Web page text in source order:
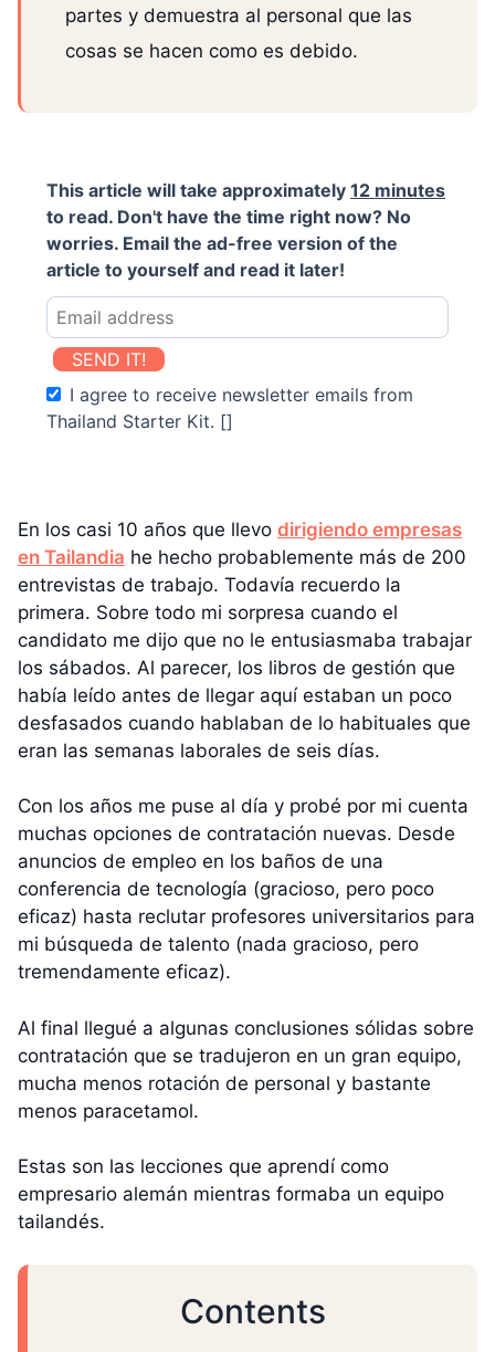
partes y demuestra al personal que las
cosas se hacen como es debido.
This article will take approximately 12 minutes
to read. Don't have the time right now? No
worries. Email the ad-free version of the
article to yourself and read it later!
SEND IT!
I agree to receive newsletter emails from
Thailand Starter Kit. []
En los casi 10 años que llevo dirigiendo empresas
en Tailandia he hecho probablemente más de 200
entrevistas de trabajo. Todavía recuerdo la
primera. Sobre todo mi sorpresa cuando el
candidato me dijo que no le entusiasmaba trabajar
los sábados. Al parecer, los libros de gestión que
había leído antes de llegar aquí estaban un poco
desfasados cuando hablaban de lo habituales que
eran las semanas laborales de seis días.
Con los años me puse al día y probé por mi cuenta
muchas opciones de contratación nuevas. Desde
anuncios de empleo en los baños de una
conferencia de tecnología (gracioso, pero poco
eficaz) hasta reclutar profesores universitarios para
mi búsqueda de talento (nada gracioso, pero
tremendamente eficaz).
Al final llegué a algunas conclusiones sólidas sobre
contratación que se tradujeron en un gran equipo,
mucha menos rotación de personal y bastante
menos paracetamol.
Estas son las lecciones que aprendí como
empresario alemán mientras formaba un equipo
tailandés.
Contents